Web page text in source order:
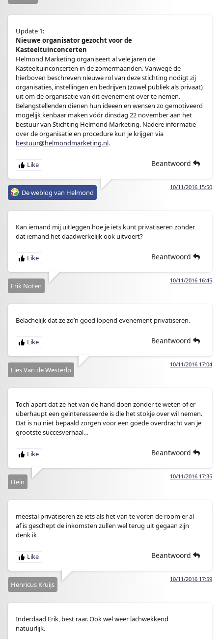
Update 1:
Nieuwe organisator gezocht voor de
Kasteeltuinconcerten
Helmond Marketing organiseert al vele jaren de
Kasteeltuinconcerten in de zomermaanden. Vanwege de
hierboven beschreven nieuwe rol van deze stichting nodigt zij
organisaties, instellingen en bedrijven (zowel publiek als privaat)
uit om de organisatie van dit evenement over te nemen.
Belangstellenden dienen hun ideeën en wensen zo gemotiveerd
mogelijk kenbaar maken vóór dinsdag 22 november aan het
bestuur van Stichting Helmond Marketing. Nadere informatie
over de organisatie en procedure kun je krijgen via
bestuur@helmondmarketing.nl.
Beantwoord
10/11/2016 15:50
De weblog van Helmond
Kan iemand mij uitleggen hoe je iets kunt privatiseren zonder
dat iemand het daadwerkelijk ook uitvoert?
Beantwoord
10/11/2016 16:45
Erik Noten
Belachelijk dat ze zo’n goed lopend evenement privatiseren.
Beantwoord
10/11/2016 17:04
Lies Van de Westerlo
Toch apart dat ze het van de hand doen zonder te weten of er
überhaupt een geïnteresseerde is die het stokje over wil nemen.
Dat is nu niet bepaald zorgen voor een goede overdracht van je
grootste succesverhaal…
Beantwoord
10/11/2016 17:35
Hein
meestal privatiseren ze iets als het van te voren de room er al
af is geschept de inkomsten zullen wel terug uit gegaan zijn
denk ik
Beantwoord
10/11/2016 17:59
Henricus Kruijs
Inderdaad Erik, best raar. Ook wel weer lachwekkend
natuurlijk.